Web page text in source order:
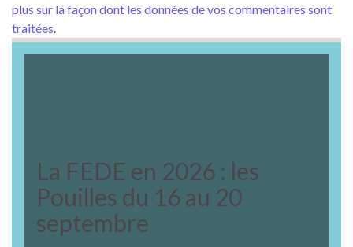
plus sur la façon dont les données de vos commentaires sont
traitées.
La FEDE en 2026 : les
Pouilles du 16 au 20
septembre